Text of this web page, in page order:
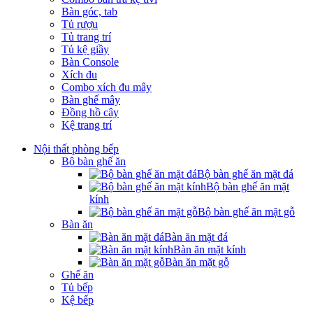
Bàn góc, tab
Tủ rượu
Tủ trang trí
Tủ kệ giầy
Bàn Console
Xích đu
Combo xích đu mây
Bàn ghế mây
Đồng hồ cây
Kệ trang trí
Nội thất phòng bếp
Bộ bàn ghế ăn
Bộ bàn ghế ăn mặt đá
Bộ bàn ghế ăn mặt
kính
Bộ bàn ghế ăn mặt gỗ
Bàn ăn
Bàn ăn mặt đá
Bàn ăn mặt kính
Bàn ăn mặt gỗ
Ghế ăn
Tủ bếp
Kệ bếp